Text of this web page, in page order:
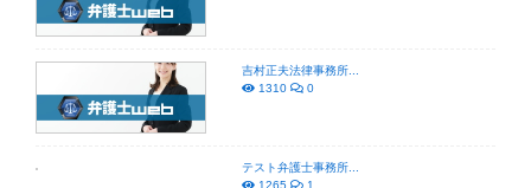
吉村正夫法律事務所...
1310
0
テスト弁護士事務所...